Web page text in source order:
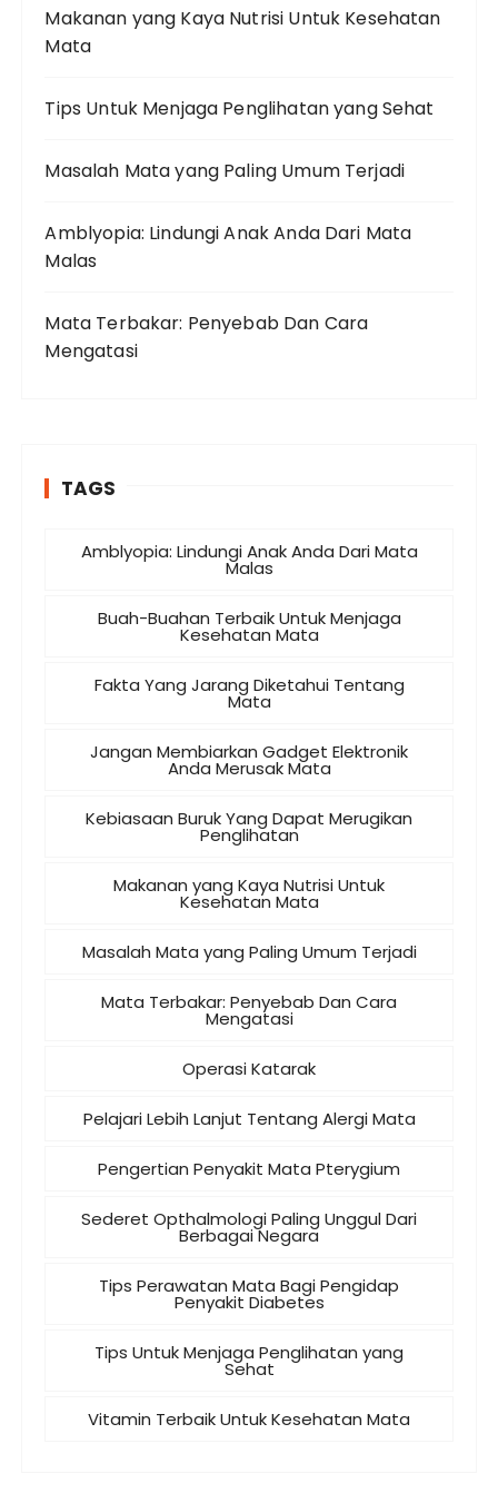
Makanan yang Kaya Nutrisi Untuk Kesehatan
Mata
Tips Untuk Menjaga Penglihatan yang Sehat
Masalah Mata yang Paling Umum Terjadi
Amblyopia: Lindungi Anak Anda Dari Mata
Malas
Mata Terbakar: Penyebab Dan Cara
Mengatasi
TAGS
Amblyopia: Lindungi Anak Anda Dari Mata
Malas
Buah-Buahan Terbaik Untuk Menjaga
Kesehatan Mata
Fakta Yang Jarang Diketahui Tentang
Mata
Jangan Membiarkan Gadget Elektronik
Anda Merusak Mata
Kebiasaan Buruk Yang Dapat Merugikan
Penglihatan
Makanan yang Kaya Nutrisi Untuk
Kesehatan Mata
Masalah Mata yang Paling Umum Terjadi
Mata Terbakar: Penyebab Dan Cara
Mengatasi
Operasi Katarak
Pelajari Lebih Lanjut Tentang Alergi Mata
Pengertian Penyakit Mata Pterygium
Sederet Opthalmologi Paling Unggul Dari
Berbagai Negara
Tips Perawatan Mata Bagi Pengidap
Penyakit Diabetes
Tips Untuk Menjaga Penglihatan yang
Sehat
Vitamin Terbaik Untuk Kesehatan Mata